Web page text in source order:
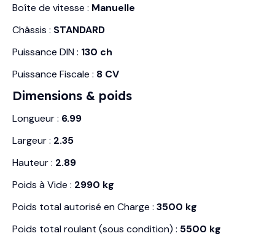
Boîte de vitesse : Manuelle
Châssis : STANDARD
Puissance DIN : 130 ch
Puissance Fiscale : 8 CV
Dimensions & poids
Longueur : 6.99
Largeur : 2.35
Hauteur : 2.89
Poids à Vide : 2990 kg
Poids total autorisé en Charge : 3500 kg
Poids total roulant (sous condition) : 5500 kg